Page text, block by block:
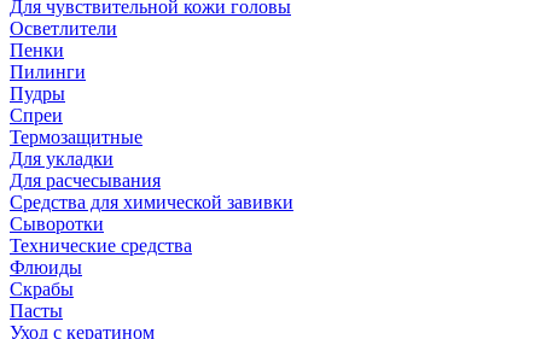
Для чувствительной кожи головы
Осветлители
Пенки
Пилинги
Пудры
Спреи
Термозащитные
Для укладки
Для расчесывания
Средства для химической завивки
Сыворотки
Технические средства
Флюиды
Скрабы
Пасты
Уход с кератином